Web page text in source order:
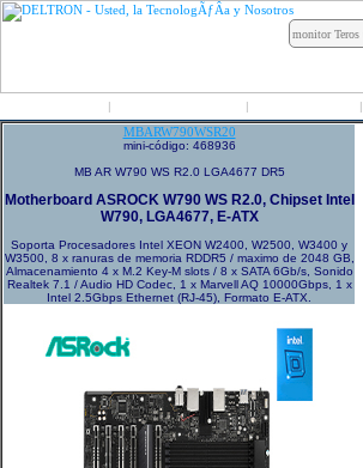
| | |
MBARW790WSR20
mini-código: 468936
MB AR W790 WS R2.0 LGA4677 DR5
Motherboard ASROCK W790 WS R2.0, Chipset Intel
W790, LGA4677, E-ATX
Soporta Procesadores Intel XEON W2400, W2500, W3400 y
W3500, 8 x ranuras de memoria RDDR5 / maximo de 2048 GB,
Almacenamiento 4 x M.2 Key-M slots / 8 x SATA 6Gb/s, Sonido
Realtek 7.1 / Audio HD Codec, 1 x Marvell AQ 10000Gbps, 1 x
Intel 2.5Gbps Ethernet (RJ-45), Formato E-ATX.